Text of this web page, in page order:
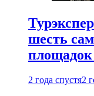
шесть
площадок
2 года спустя2